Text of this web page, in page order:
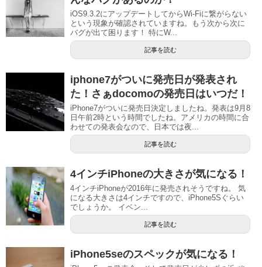
iOS9.3.2にアップデートしてからWi-Fiに繋がらない
という現象が確認されていますね。もう次から次に
バグが出て困ります！ 特にW...
記事を読む
iphone7がついに発売日が発表され
た！さぁdocomoの発売日はいつだ！
iPhone7がついに発売日決定しましたね。発表は9月8
日午前2時という時間でしたね。アメリカの時間に合
わせての発表会なので、日本では夜...
記事を読む
4インチiPhoneの大きさが気になる！
4インチiPhoneが2016年に発売されそうですね。 気
になる大きさは4インチですので、iPhone5Sぐらい
でしょうか。 イベン...
記事を読む
iPhone5seのスペックが気になる！